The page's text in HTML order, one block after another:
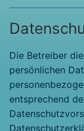
Die Betreiber
persönlichen
entsprechend